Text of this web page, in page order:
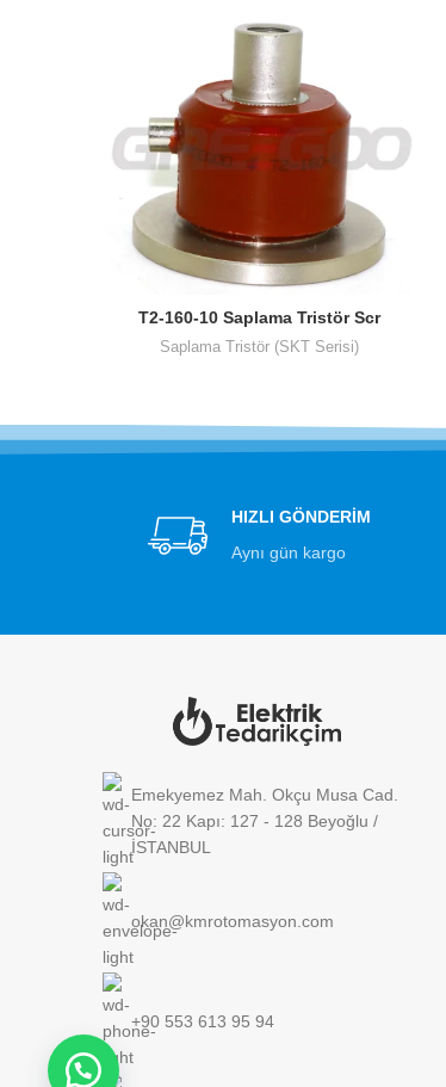
T2-160-10 Saplama Tristör Scr
Saplama Tristör (SKT Serisi)
HIZLI GÖNDERİM
Aynı gün kargo
Emekyemez Mah. Okçu Musa Cad.
No: 22 Kapı: 127 - 128 Beyoğlu /
İSTANBUL
okan@kmrotomasyon.com
+90 553 613 95 94